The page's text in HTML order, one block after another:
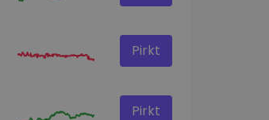
Pirkt
Pirkt